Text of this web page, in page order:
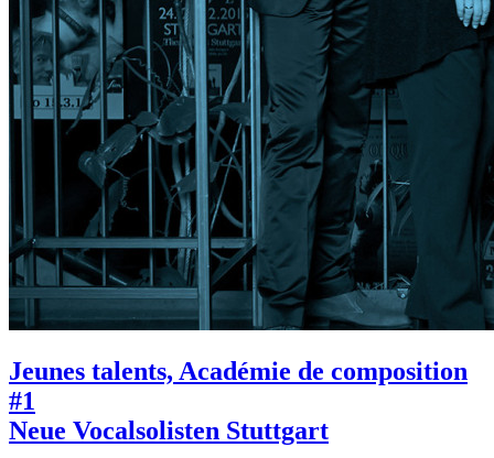
Jeunes talents, Académie de composition
#1
Neue Vocalsolisten Stuttgart